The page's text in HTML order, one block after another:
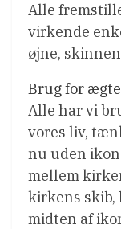
Alle
virkende
øjne,
Brug for
Alle har vi
vores liv,
nu uden
mellem
kirkens skib,
midten af